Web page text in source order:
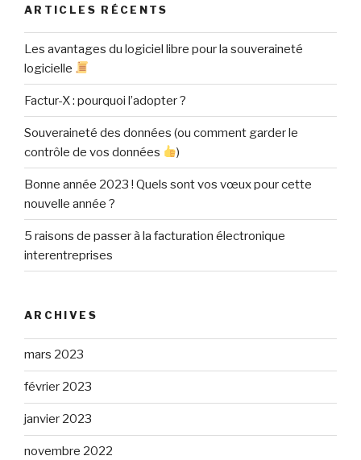
ARTICLES RÉCENTS
Les avantages du logiciel libre pour la souveraineté
logicielle
Factur-X : pourquoi l’adopter ?
Souveraineté des données (ou comment garder le
contrôle de vos données
)
Bonne année 2023 ! Quels sont vos vœux pour cette
nouvelle année ?
5 raisons de passer à la facturation électronique
interentreprises
ARCHIVES
mars 2023
février 2023
janvier 2023
novembre 2022